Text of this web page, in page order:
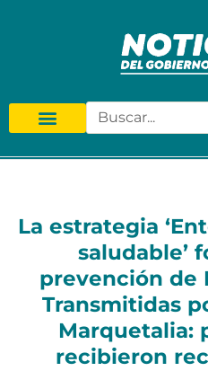
La estrategia
saludable’
prevención de
Transmitidas
Marquetalia:
recibieron